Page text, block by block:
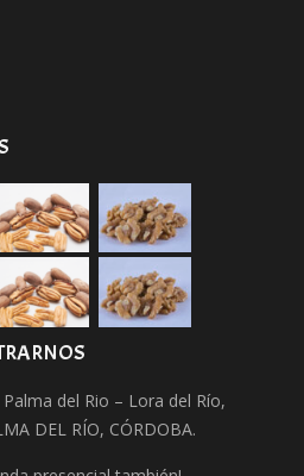
Palma del Rio – Lora del Río,
DEL RÍO, CÓRDOBA.